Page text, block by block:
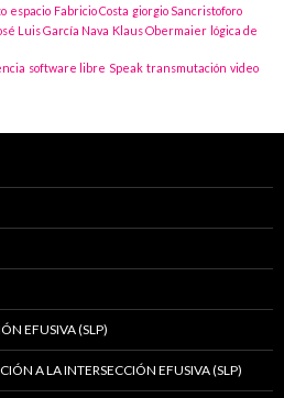
espacio Fabricio Costa giorgio Sancristoforo
Luis García Nava Klaus Obermaier lógica de
software libre Speak transmutación video
EFUSIVA (SLP)
A LA INTERSECCIÓN EFUSIVA (SLP)